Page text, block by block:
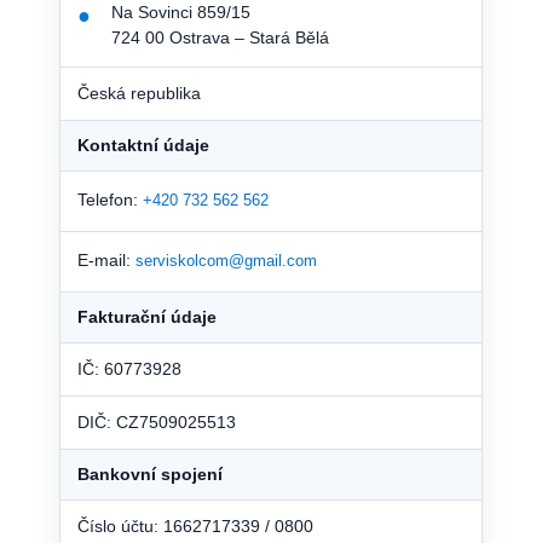
●
Na Sovinci 859/15
724 00 Ostrava – Stará Bělá
Česká republika
Kontaktní údaje
Telefon: +420 732 562 562
E-mail: serviskolcom@gmail.com
Fakturační údaje
IČ: 60773928
DIČ: CZ7509025513
Bankovní spojení
Číslo účtu: 1662717339 / 0800